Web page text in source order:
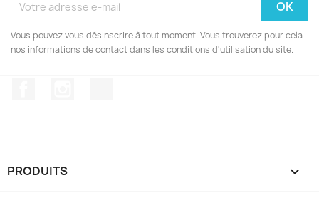
Vous pouvez vous désinscrire à tout moment. Vous trouverez pour cela
nos informations de contact dans les conditions d'utilisation du site.
PRODUITS 